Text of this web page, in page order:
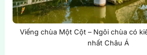
Viếng chùa Một Cột – Ngôi chùa có
nhất Châu Á